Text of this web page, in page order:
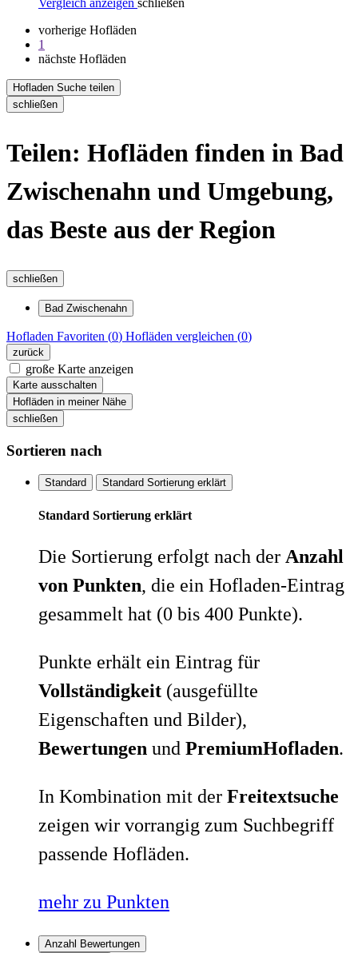
vorherige Hofläden
1
nächste Hofläden
Hofladen Suche teilen
schließen
Teilen: Hofläden finden in Bad
Zwischenahn und Umgebung,
das Beste aus der Region
schließen
Bad Zwischenahn
Hofladen Favoriten (0) Hofläden vergleichen (0)
zurück
große Karte anzeigen
Karte ausschalten
Hofläden in meiner Nähe
schließen
Sortieren nach
Standard Standard Sortierung erklärt
Standard Sortierung erklärt
Die Sortierung erfolgt nach der Anzahl
von Punkten, die ein Hofladen-Eintrag
gesammelt hat (0 bis 400 Punkte).
Punkte erhält ein Eintrag für
Vollständigkeit (ausgefüllte
Eigenschaften und Bilder),
Bewertungen und PremiumHofladen.
In Kombination mit der Freitextsuche
zeigen wir vorrangig zum Suchbegriff
passende Hofläden.
mehr zu Punkten
Anzahl Bewertungen